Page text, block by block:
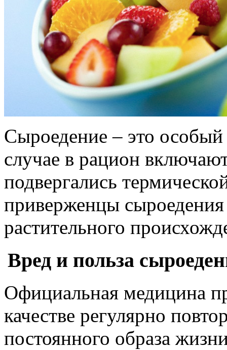
Сыроедение – это особый
случае в рацион
подвергались
приверженцы
растительного
Вред и польза
Официальная медицина
качестве регулярно
постоянного образа